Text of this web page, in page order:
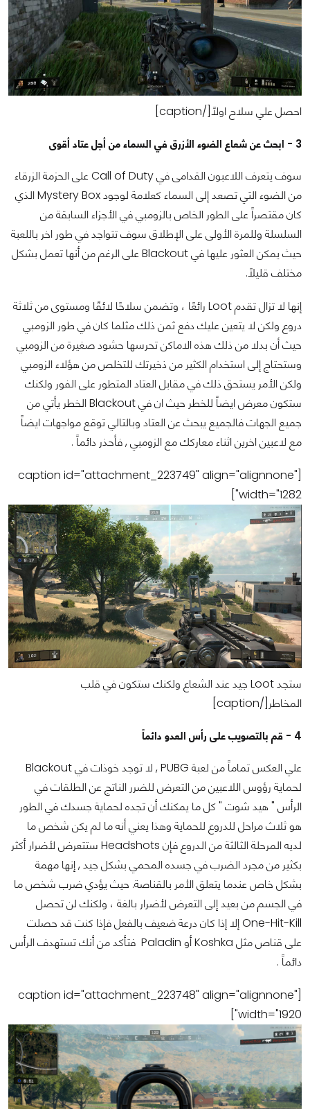
احصل علي سلاح اولاً[/caption]
3 - ابحث عن شعاع الضوء الأزرق في السماء من أجل عتاد أقوى
سوف يتعرف اللاعبون القدامى في Call of Duty على الحزمة الزرقاء
من الضوء التي تصعد إلى السماء كعلامة لوجود Mystery Box الذي
كان مقتصراً على الطور الخاص بالزومبي في الأجزاء السابقة من
السلسلة وللمرة الأولى على الإطلاق سوف تتواجد في طور اخر باللعبة
حيث يمكن العثور عليها في Blackout على الرغم من أنها تعمل بشكل
مختلف قليلاً.
إنها لا تزال تقدم Loot رائعًا ، وتضمن سلاحًا لائقًا ومستوى من ثلاثة
دروع ولكن لا يتعين عليك دفع ثمن ذلك مثلما كان في طور الزومبي
حيث أن بدلا من ذلك هذه الاماكن تحرسها حشود صغيرة من الزومبي
وستحتاج إلى استخدام الكثير من ذخيرتك للتخلص من هؤلاء الزومبي
ولكن الأمر يستحق ذلك في مقابل العتاد المتطور على الفور ولكنك
ستكون معرض ايضاً للخطر حيث ان في Blackout الخطر يأتي من
جميع الجهات فالجميع يبحث عن العتاد وبالتالي توقع مواجهات ايضاً
مع لاعبين اخرين اثناء معاركك مع الزومبي , فأحذر دائماً .
[caption id="attachment_223749" align="alignnone"
width="1282"]
ستجد Loot جيد عند الشعاع ولكنك ستكون في قلب
المخاطر[/caption]
4 - قم بالتصويب على رأس العدو دائماً
علي العكس تماماً من لعبة PUBG , لا توجد خوذات في Blackout
لحماية رؤوس اللاعبين من التعرض للضرر الناتج عن الطلقات في
الرأس " هيد شوت " كل ما يمكنك أن تجده لحماية جسدك في الطور
هو ثلاث مراحل للدروع للحماية وهذا يعني أنه ما لم يكن شخص ما
لديه المرحلة الثالثة من الدروع فإن Headshots ستتعرض لأضرار أكثر
بكثير من مجرد الضرب في جسده المحمي بشكل جيد , إنها مهمة
بشكل خاص عندما يتعلق الأمر بالقناصة. حيث يؤدي ضرب شخص ما
في الجسم من بعيد إلى التعرض لأضرار بالغة ، ولكنك لن تحصل
One-Hit-Kill إلا إذا كان درعة ضعيف بالفعل فإذا كنت قد حصلت
على قناص مثل Koshka أو Paladin فتأكد من أنك تستهدف الرأس
دائماً .
[caption id="attachment_223748" align="alignnone"
width="1920"]